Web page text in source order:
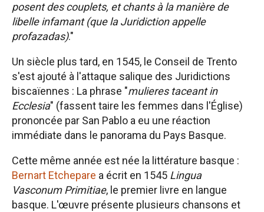
posent des couplets, et chants à la manière de
libelle infamant (que la Juridiction appelle
profazadas)."
Un siècle plus tard, en 1545, le Conseil de Trento
s'est ajouté à l'attaque salique des Juridictions
biscaïennes : La phrase "mulieres taceant in
Ecclesia" (fassent taire les femmes dans l'Église)
prononcée par San Pablo a eu une réaction
immédiate dans le panorama du Pays Basque.
Cette même année est née la littérature basque :
Bernart Etchepare a écrit en 1545 Lingua
Vasconum Primitiae, le premier livre en langue
basque. L'œuvre présente plusieurs chansons et